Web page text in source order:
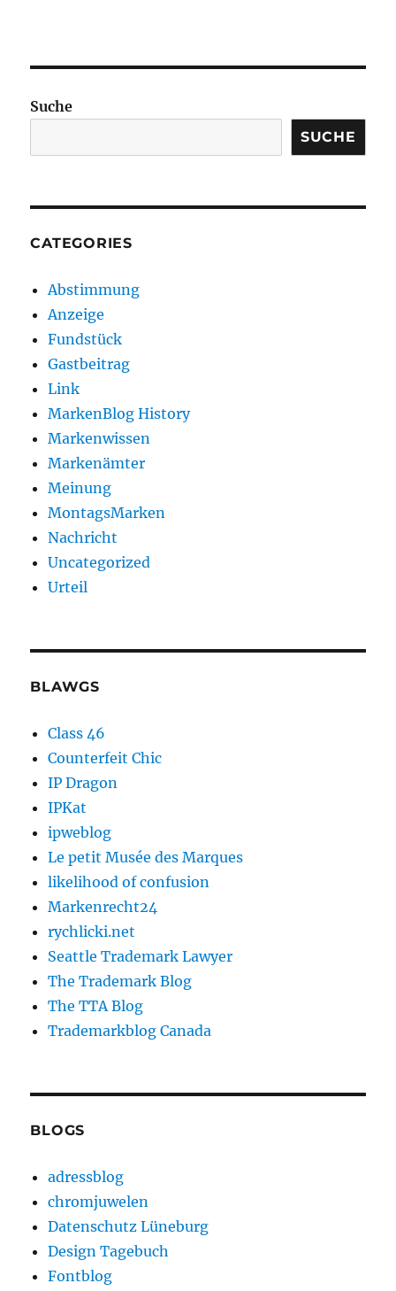
Suche
SUCHE
CATEGORIES
Abstimmung
Anzeige
Fundstück
Gastbeitrag
Link
MarkenBlog History
Markenwissen
Markenämter
Meinung
MontagsMarken
Nachricht
Uncategorized
Urteil
BLAWGS
Class 46
Counterfeit Chic
IP Dragon
IPKat
ipweblog
Le petit Musée des Marques
likelihood of confusion
Markenrecht24
rychlicki.net
Seattle Trademark Lawyer
The Trademark Blog
The TTA Blog
Trademarkblog Canada
BLOGS
adressblog
chromjuwelen
Datenschutz Lüneburg
Design Tagebuch
Fontblog